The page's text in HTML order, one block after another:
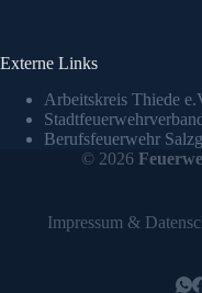
Externe Links
Arbeitskreis Thiede
Berufsfeuerwehr
© 2026
Impressum &